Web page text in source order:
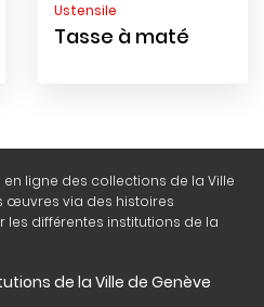
Ustensile
Tasse à maté
ligne des collections de la Ville
œuvres via des histoires
différentes institutions de la
de la Ville de Genève